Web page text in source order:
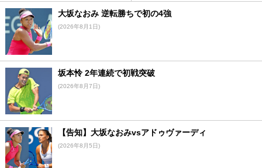
大坂なおみ 逆転勝ちで初の4強
(2026年8月1日)
坂本怜 2年連続で初戦突破
(2026年8月7日)
【告知】大坂なおみvsアドゥヴァーディ
(2026年8月5日)